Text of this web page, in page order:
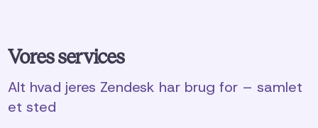
Vores services
Alt hvad jeres Zendesk har brug for – samlet
et sted